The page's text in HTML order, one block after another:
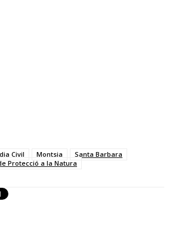
Civil Montsia
Santa Barbara
Protecció a la Natura